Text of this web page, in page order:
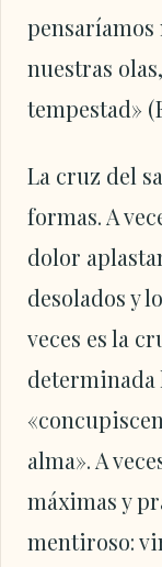
nuestras
tempestad»
La cruz del
formas. A
dolor
desolados y
veces es la
alma». A
máximas y
mentiroso: